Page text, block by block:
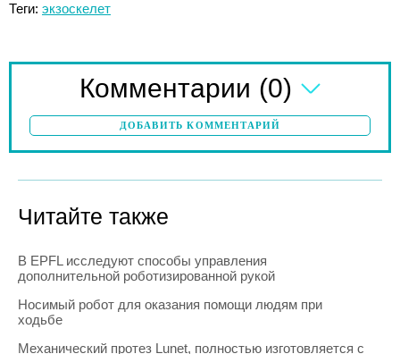
Теги: экзоскелет
Комментарии (0)
ДОБАВИТЬ КОММЕНТАРИЙ
Читайте также
В EPFL исследуют способы управления
дополнительной роботизированной рукой
Носимый робот для оказания помощи людям при
ходьбе
Механический протез Lunet, полностью изготовляется с